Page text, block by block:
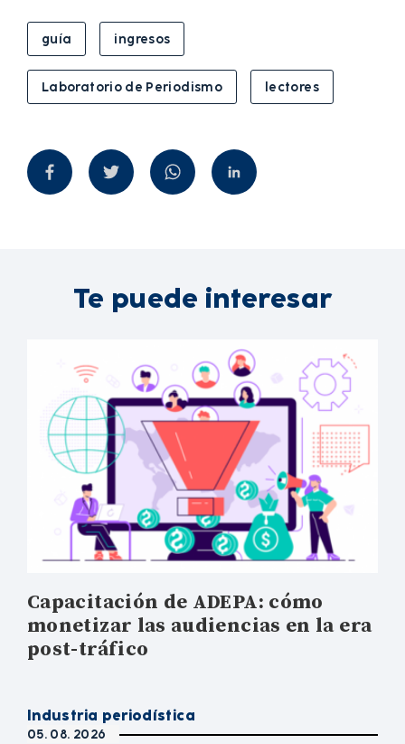
guía ingresos
Laboratorio de Periodismo lectores
Te puede interesar
Capacitación de ADEPA: cómo
monetizar las audiencias en la era
post-tráfico
Industria periodística
05. 08. 2026